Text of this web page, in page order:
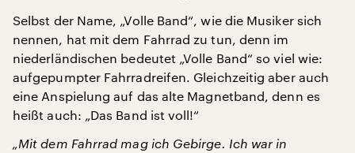
Selbst der Name, „Volle Band“, wie die Musiker sich
nennen, hat mit dem Fahrrad zu tun, denn im
niederländischen bedeutet „Volle Band“ so viel wie:
aufgepumpter Fahrradreifen. Gleichzeitig aber auch
eine Anspielung auf das alte Magnetband, denn es
heißt auch: „Das Band ist voll!“
„Mit dem Fahrrad mag ich Gebirge. Ich war in